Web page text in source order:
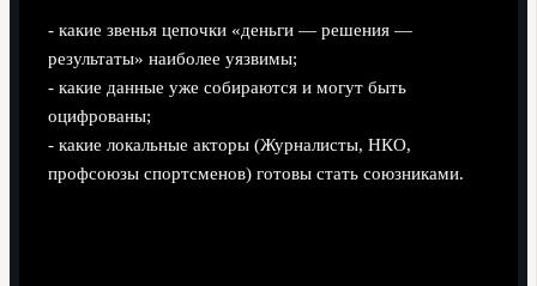
- какие звенья цепочки «деньги — решения —
результаты» наиболее уязвимы;
- какие данные уже собираются и могут быть
оцифрованы;
- какие локальные акторы (Журналисты, НКО,
профсоюзы спортсменов) готовы стать союзниками.